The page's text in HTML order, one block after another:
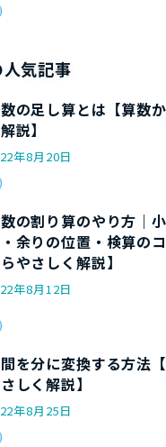
気記事
の足し算とは【算数
説】
年8月20日
の割り算のやり方｜
余りの位置・検算の
やさしく解説】
年8月12日
を分に変換する方法
しく解説】
年8月25日